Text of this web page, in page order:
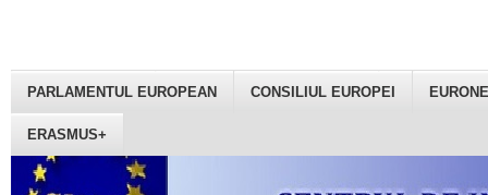
PARLAMENTUL EUROPEAN CONSILIUL EUROPEI
ERASMUS+